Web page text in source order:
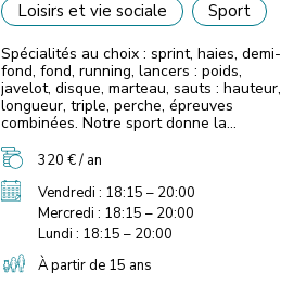
Loisirs et vie sociale
Sport
Spécialités au choix : sprint, haies, demi-
fond, fond, running, lancers : poids,
javelot, disque, marteau, sauts : hauteur,
longueur, triple, perche, épreuves
combinées. Notre sport donne la
d'épreuves très diverses. Pratiquées en
nature ou sur un stade, les
entrainements sont ciblés en fonction de
ou des spécialités choisies. vitesse,
endurance, force, souplesse, coordination
et habileté. Loisir ou pôle compétition
320 € / an
Vendredi : 18:15 – 20:00
Mercredi : 18:15 – 20:00
Lundi : 18:15 – 20:00
À partir de 15 ans